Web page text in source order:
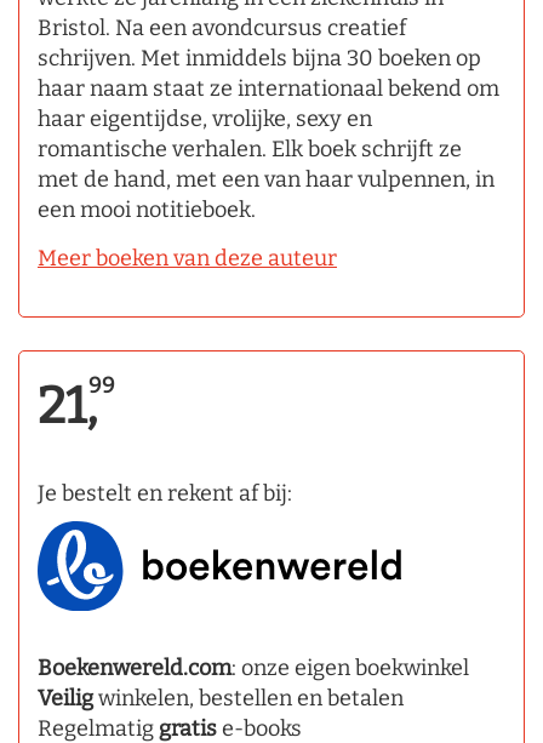
Bristol. Na een avondcursus creatief
schrijven. Met inmiddels bijna 30 boeken op
haar naam staat ze internationaal bekend om
haar eigentijdse, vrolijke, sexy en
romantische verhalen. Elk boek schrijft ze
met de hand, met een van haar vulpennen, in
een mooi notitieboek.
Meer boeken van deze auteur
21,99
Je bestelt en rekent af bij:
Boekenwereld.com: onze eigen boekwinkel
Veiligwinkelen, bestellen en betalen
Regelmatig gratise-books